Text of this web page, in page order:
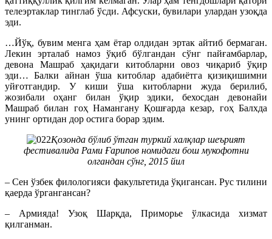
телеэртаклар тинглаб ўсди. Афсуски, бувилари улардан узоқда
эди.
…Йўқ, бувим менга ҳам ётар олдидан эртак айтиб бермаган.
Лекин эрталаб намоз ўқиб бўлгандан сўнг пайғамбарлар,
девона Машраб ҳақидаги китобларни овоз чиқариб ўқир
эди… Балки айнан ўша китоблар адабиётга қизиқишимни
уйғотгандир. У киши ўша китобларни жуда берилиб,
жозибали оҳанг билан ўқир эдики, бехосдан девонайи
Машраб билан гоҳ Намангану Қошғарда кезар, гоҳ Балхда
унинг ортидан дор остига борар эдим.
Қозонда бўлиб ўтган туркий халқлар шеърият
фестивалида Рами Ғарипов номидаги бош мукофотни
олгандан сўнг, 2015 йил
– Сен ўзбек филологияси факультетида ўқигансан. Рус тилини
қаерда ўргангансан?
– Армияда! Узоқ Шарқда, Приморье ўлкасида хизмат
қилганман.